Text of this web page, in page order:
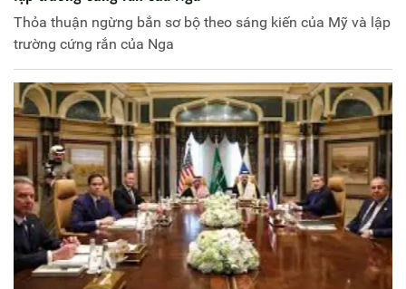
Thỏa thuận ngừng bắn sơ bộ theo sáng kiến của Mỹ và lập
trường cứng rắn của Nga